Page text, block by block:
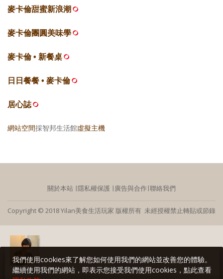
麥卡倫甜蜜新浪潮
麥卡倫團圓美味學
麥卡倫 • 新餐桌
日日餐餐 • 麥卡倫
居心誌
網站空間採智邦生活館虛擬主機
關於本站 ∣隱私權保護 ∣廣告與合作∣聯絡我們
Copyright © 2018 Yilan美食生活玩家 版權所有 未經授權禁止轉貼或節錄
我們使用cookies來了解您如何使用我們的網站並改善您的體驗。
繼續使用我們的網站，即表示您接受我們使用cookies，點此查看